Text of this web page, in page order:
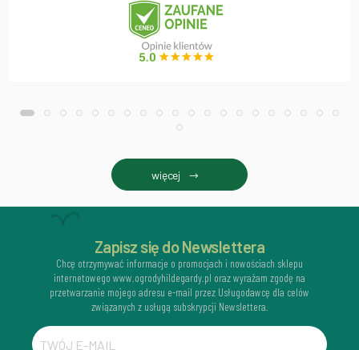
więcej
Zapisz się do Newslettera
Chcę otrzymywać informacje o promocjach i nowościach sklepu
internetowego www.ogrodyhildegardy.pl oraz wyrażam zgodę na
przetwarzanie mojego adresu e-mail przez Usługodawcę dla celów
związanych z usługą subskrypcji Newslettera.